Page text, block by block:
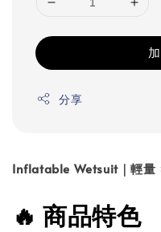
分享
Inflatable Wetsuit｜輕量
🔥 商品特色